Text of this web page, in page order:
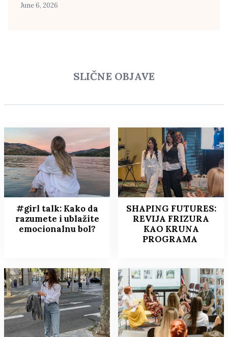
June 6, 2026
SLIČNE OBJAVE
#girl talk: Kako da
razumete i ublažite
emocionalnu bol?
SHAPING FUTURES:
REVIJA FRIZURA
KAO KRUNA
PROGRAMA